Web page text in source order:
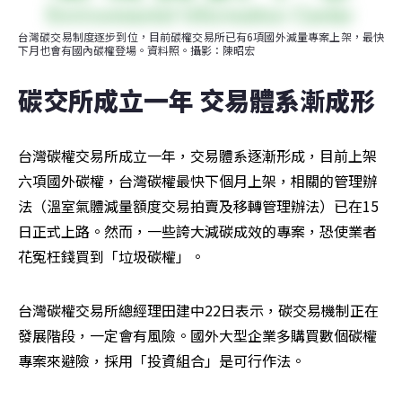
台灣碳交易制度逐步到位，目前碳權交易所已有6項國外減量專案上架，最快
下月也會有國內碳權登場。資料照。攝影：陳昭宏
碳交所成立一年 交易體系漸成形
台灣碳權交易所成立一年，交易體系逐漸形成，目前上架
六項國外碳權，台灣碳權最快下個月上架，相關的管理辦
法（溫室氣體減量額度交易拍賣及移轉管理辦法）已在15
日正式上路。然而，一些誇大減碳成效的專案，恐使業者
花冤枉錢買到「垃圾碳權」。
台灣碳權交易所總經理田建中22日表示，碳交易機制正在
發展階段，一定會有風險。國外大型企業多購買數個碳權
專案來避險，採用「投資組合」是可行作法。